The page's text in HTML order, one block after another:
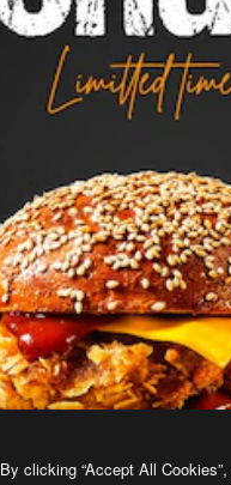
By clicking “Accept All